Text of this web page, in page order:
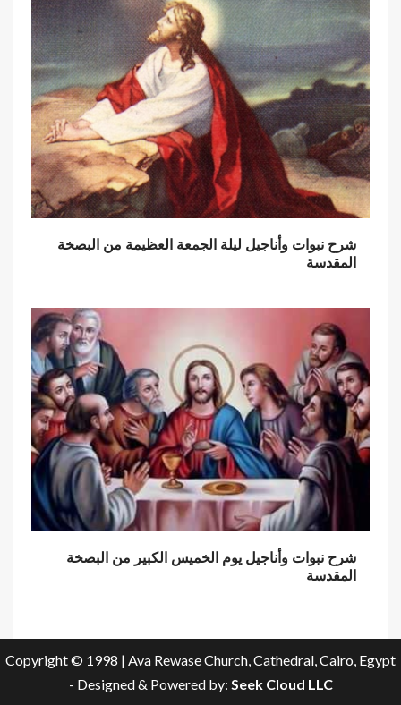
شرح نبوات وأناجيل ليلة الجمعة العظيمة من البصخة
المقدسة
شرح نبوات وأناجيل يوم الخميس الكبير من البصخة
المقدسة
Copyright © 1998 | Ava Rewase Church, Cathedral, Cairo, Egypt
- Designed & Powered by: Seek Cloud LLC